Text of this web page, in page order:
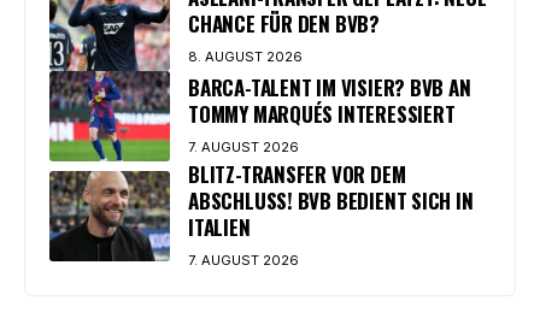
CHANCE FÜR DEN BVB?
8. AUGUST 2026
BARCA-TALENT IM VISIER? BVB AN
TOMMY MARQUÉS INTERESSIERT
7. AUGUST 2026
BLITZ-TRANSFER VOR DEM
ABSCHLUSS! BVB BEDIENT SICH IN
ITALIEN
7. AUGUST 2026